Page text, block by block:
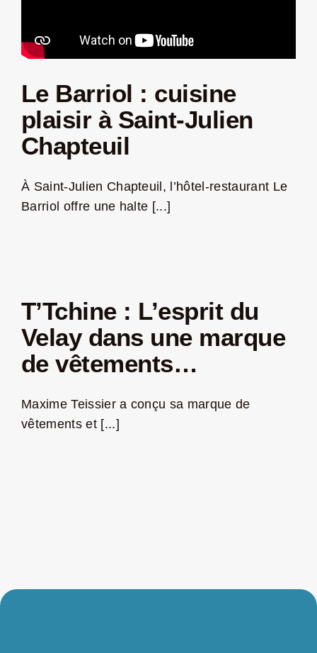
Le Barriol : cuisine
plaisir à Saint-Julien
Chapteuil
À Saint-Julien Chapteuil, l’hôtel-restaurant Le
Barriol offre une halte [...]
T’Tchine : L’esprit du
Velay dans une marque
de vêtements…
Maxime Teissier a conçu sa marque de
vêtements et [...]